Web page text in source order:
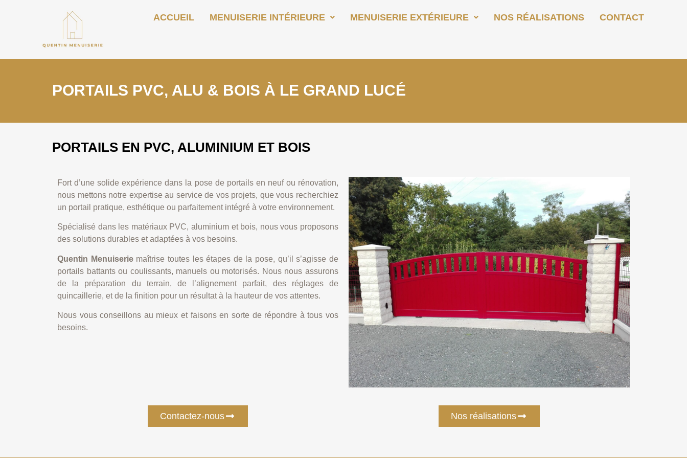
ACCUEIL MENUISERIE INTÉRIEURE MENUISERIE EXTÉRIEURE NOS RÉALISATIONS CONTACT
PORTAILS PVC, ALU & BOIS À LE GRAND LUCÉ
PORTAILS EN PVC, ALUMINIUM ET BOIS
Fort d’une solide expérience dans la pose de portails en neuf ou rénovation,
nous mettons notre expertise au service de vos projets, que vous recherchiez
un portail pratique, esthétique ou parfaitement intégré à votre environnement.
Spécialisé dans les matériaux PVC, aluminium et bois, nous vous proposons
des solutions durables et adaptées à vos besoins.
Quentin Menuiseriemaîtrise toutes les étapes de la pose, qu’il s’agisse de
portails battants ou coulissants, manuels ou motorisés. Nous nous assurons
de la préparation du terrain, de l’alignement parfait, des réglages de
quincaillerie, et de la finition pour un résultat à la hauteur de vos attentes.
Nous vous conseillons au mieux et faisons en sorte de répondre à tous vos
besoins.
Contactez-nous Nos réalisations